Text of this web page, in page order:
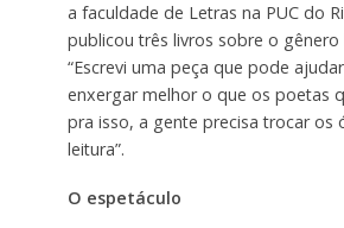
a faculdade de Letras na PUC do
publicou três livros sobre o gênero
“Escrevi uma peça que pode
enxergar melhor o que os poetas
pra isso, a gente precisa trocar os
leitura”.
O espetáculo